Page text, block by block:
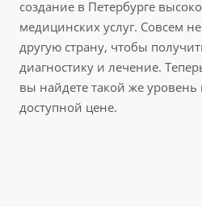
создание в Петербурге
медицинских услуг. Совсем
другую страну, чтобы
диагностику и лечение.
вы найдете такой же уровень
доступной цене.